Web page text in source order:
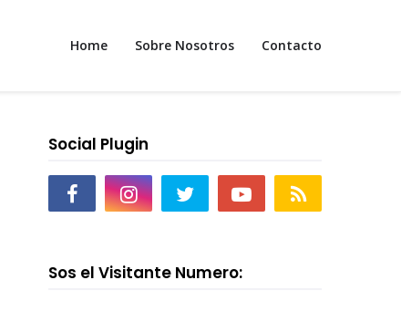
Home Sobre Nosotros Contacto
Social Plugin
Sos el Visitante Numero: